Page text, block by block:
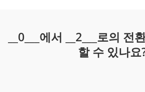
__0___에서 __2___로의
할 수 있나요